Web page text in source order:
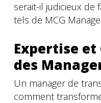
serait-il judicieux de
tels de MCG
Expertise et
des
Un manager de
comment